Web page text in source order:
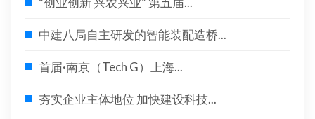
中建八局自主研发的智能装配造桥...
首届·南京（Tech G）上海...
夯实企业主体地位 加快建设科技...